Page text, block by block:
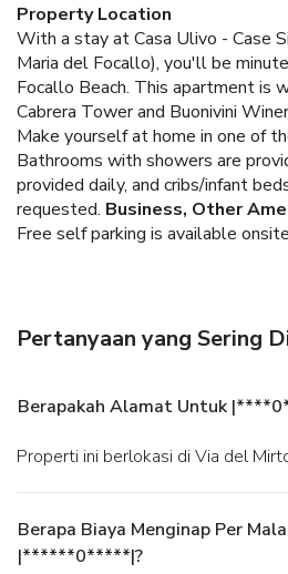
Property Location
With a stay at Casa Ulivo - Case
Maria del Focallo), you'll be
Focallo Beach. This apartment is
Cabrera Tower and Buonivini
Make yourself at home in one of
Bathrooms with showers are
provided daily, and cribs/infant
requested. Business, Other
Free self parking is available
Pertanyaan yang Sering
Berapakah Alamat Untuk
Properti ini berlokasi di Via del
Berapa Biaya Menginap Per
|******0*****|?